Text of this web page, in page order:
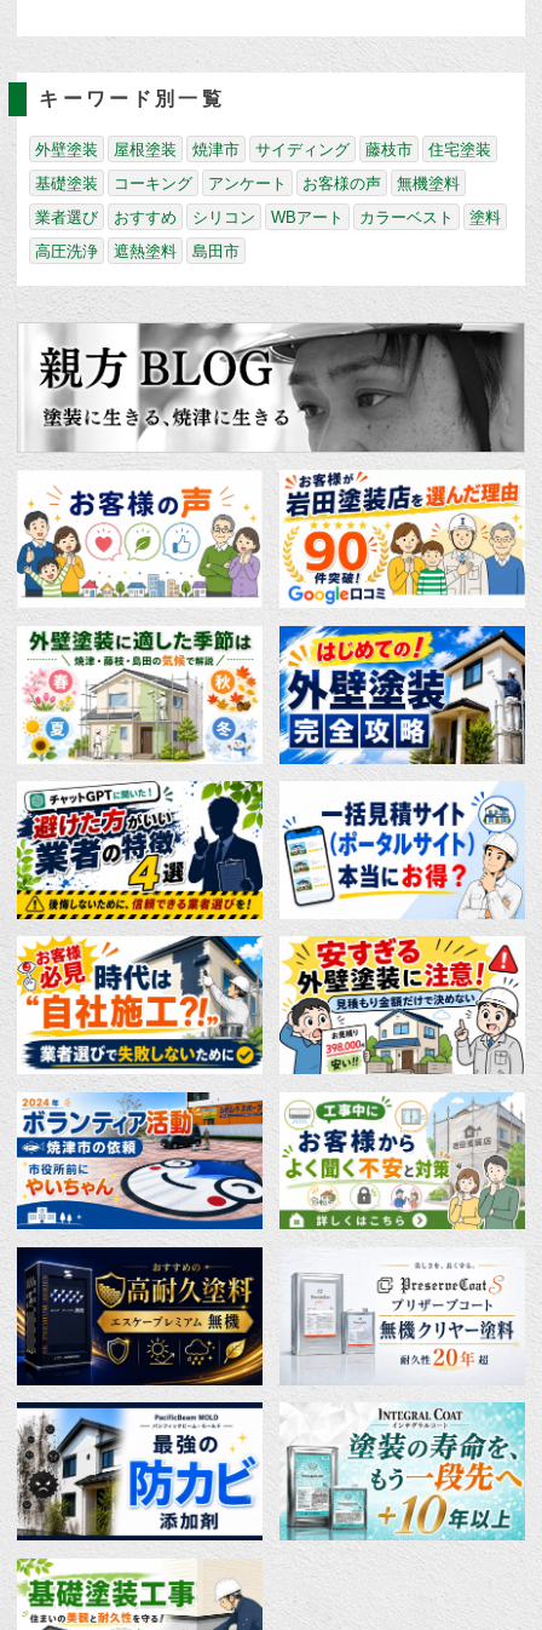
キーワード別一覧
外壁塗装 屋根塗装 焼津市 サイディング 藤枝市
住宅塗装
基礎塗装
コーキング アンケート お客様の声
無機塗料
業者選び
おすすめ シリコン WBアート カラーベスト
塗料
高圧洗浄
遮熱塗料 島田市